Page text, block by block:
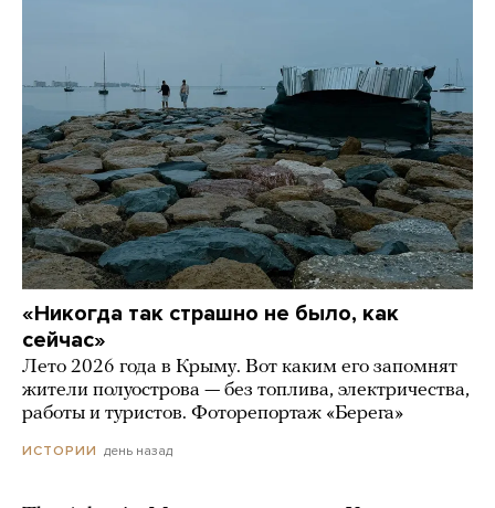
«Никогда так страшно не было, как
сейчас»
Лето 2026 года в Крыму. Вот каким его запомнят
жители полуострова — без топлива, электричества,
работы и туристов. Фоторепортаж «Берега»
ИСТОРИИ день назад